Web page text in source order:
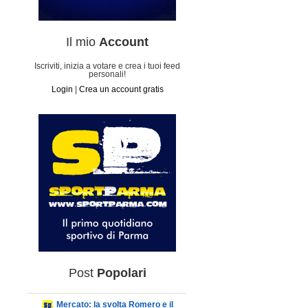
Il mio Account
Iscriviti, inizia a votare e crea i tuoi feed
personali!
Login
Crea un account gratis
Post Popolari
Mercato: la svolta Romero e il